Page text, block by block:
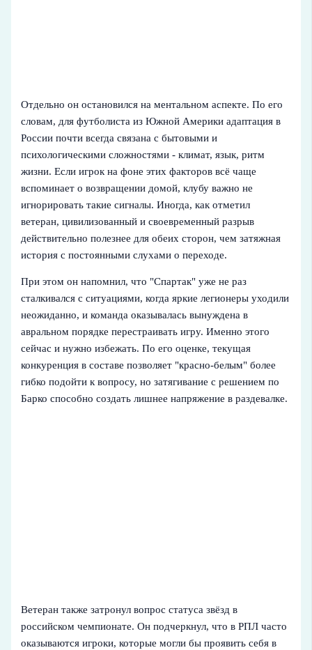
Отдельно он остановился на ментальном аспекте. По его
словам, для футболиста из Южной Америки адаптация в
России почти всегда связана с бытовыми и
психологическими сложностями - климат, язык, ритм
жизни. Если игрок на фоне этих факторов всё чаще
вспоминает о возвращении домой, клубу важно не
игнорировать такие сигналы. Иногда, как отметил
ветеран, цивилизованный и своевременный разрыв
действительно полезнее для обеих сторон, чем затяжная
история с постоянными слухами о переходе.
При этом он напомнил, что "Спартак" уже не раз
сталкивался с ситуациями, когда яркие легионеры уходили
неожиданно, и команда оказывалась вынуждена в
авральном порядке перестраивать игру. Именно этого
сейчас и нужно избежать. По его оценке, текущая
конкуренция в составе позволяет "красно-белым" более
гибко подойти к вопросу, но затягивание с решением по
Барко способно создать лишнее напряжение в раздевалке.
Ветеран также затронул вопрос статуса звёзд в
российском чемпионате. Он подчеркнул, что в РПЛ часто
оказываются игроки, которые могли бы проявить себя в